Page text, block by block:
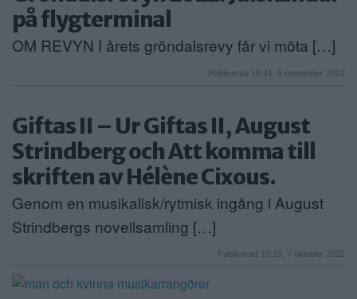
på flygterminal
OM REVYN I årets gröndalsrevy får vi möta […]
Publicerad 16:41, 8 november 2022
Giftas II – Ur Giftas II, August
Strindberg och Att komma till
skriften av Hélène Cixous.
Genom en musikalisk/rytmisk ingång i August
Strindbergs novellsamling […]
Publicerad 10:10, 7 oktober 2022